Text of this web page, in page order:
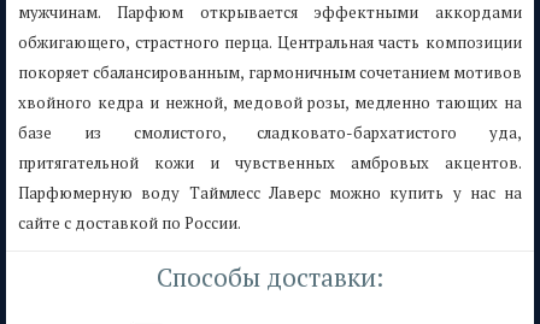
мужчинам. Парфюм открывается эффектными аккордами
обжигающего, страстного перца. Центральная часть композиции
покоряет сбалансированным, гармоничным сочетанием мотивов
хвойного кедра и нежной, медовой розы, медленно тающих на
базе из смолистого, сладковато-бархатистого уда,
притягательной кожи и чувственных амбровых акцентов.
Парфюмерную воду Таймлесс Лаверс можно купить у нас на
сайте с доставкой по России.
Способы доставки: